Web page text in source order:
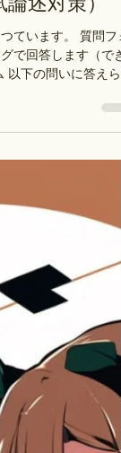
間: 4分
述対策）
ています。 質問フォ
下の問いに答えら
の方で。 ​ 1. 戦勝国
できる。 2....